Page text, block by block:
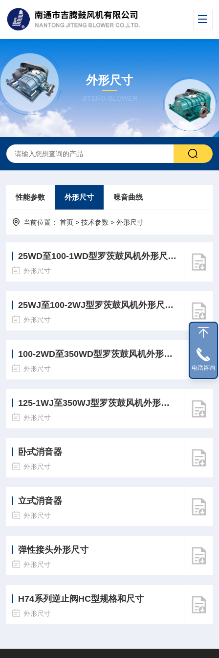
外形尺寸
JITENG BLOWER
性能参数 外形尺寸 噪音曲线
当前位置： 首页 > 技术参数 > 外形尺寸
25WD至100-1WD型罗茨鼓风机外形尺寸及安装尺寸
外形尺寸
25WJ至100-2WJ型罗茨鼓风机外形尺寸及安装尺寸
外形尺寸
100-2WD至350WD型罗茨鼓风机外形尺寸及安装尺寸
外形尺寸
125-1WJ至350WJ型罗茨鼓风机外形尺寸及安装尺寸
外形尺寸
卧式消音器
外形尺寸
立式消音器
外形尺寸
弹性接头外形尺寸
外形尺寸
H74系列逆止阀HC型规格和尺寸
外形尺寸
电话咨询